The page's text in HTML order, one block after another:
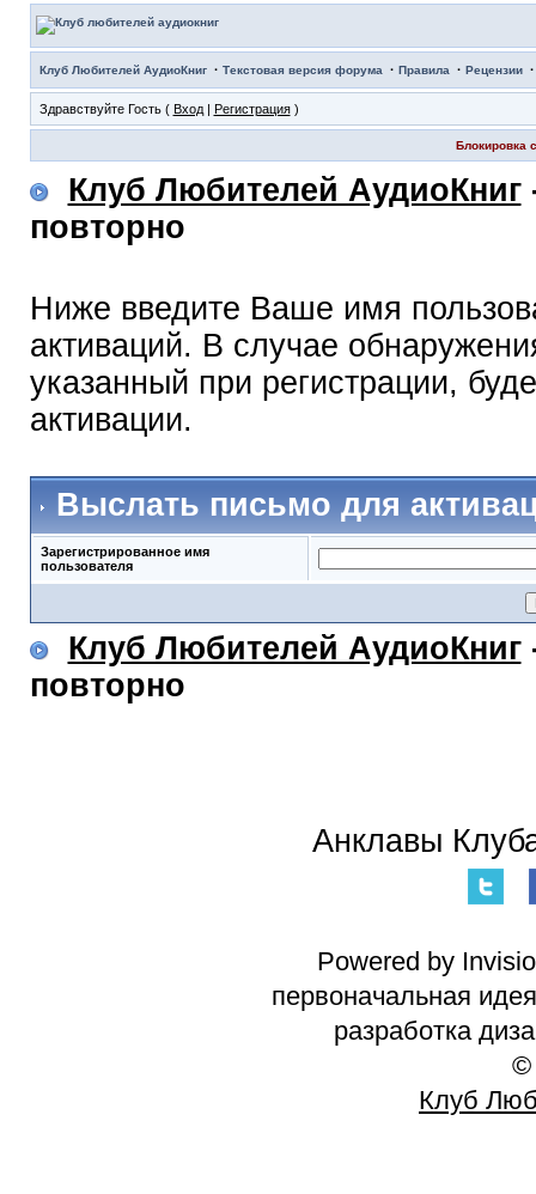
Клуб Любителей АудиоКниг· Текстовая версия форума · Правила · Рецензии
Здравствуйте Гость ( Вход| Регистрация)
Блокировка
Клуб Любителей АудиоКниг
повторно
Ниже введите Ваше имя
активаций. В случае
указанный при регистрации,
активации.
Выслать письмо для
Зарегистрированное имя
пользователя
Клуб Любителей АудиоКниг
повторно
Анклавы
Powered by
первоначальная
разработка
©
Клуб